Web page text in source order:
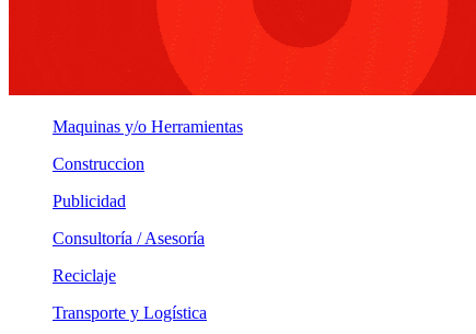
Maquinas y/o Herramientas
Construccion
Publicidad
Consultoría / Asesoría
Reciclaje
Transporte y Logística